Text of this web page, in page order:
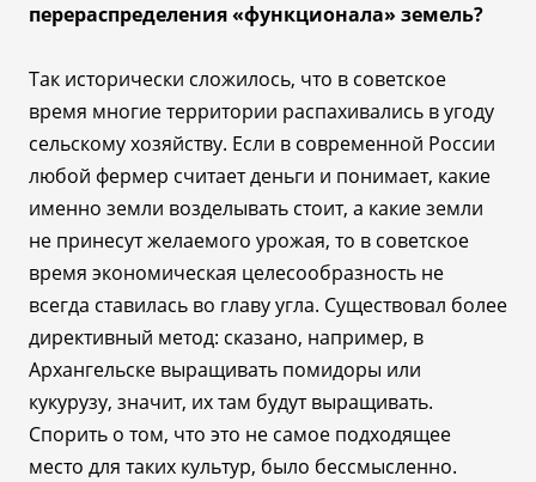
перераспределения «функционала» земель?
Так исторически сложилось, что в советское
время многие территории распахивались в угоду
сельскому хозяйству. Если в современной России
любой фермер считает деньги и понимает, какие
именно земли возделывать стоит, а какие земли
не принесут желаемого урожая, то в советское
время экономическая целесообразность не
всегда ставилась во главу угла. Существовал более
директивный метод: сказано, например, в
Архангельске выращивать помидоры или
кукурузу, значит, их там будут выращивать.
Спорить о том, что это не самое подходящее
место для таких культур, было бессмысленно.